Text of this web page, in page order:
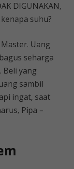
DIGUNAKAN,
kenapa suhu?
Uang
seharga
Beli yang
sambil
ingat, saat
Pipa –